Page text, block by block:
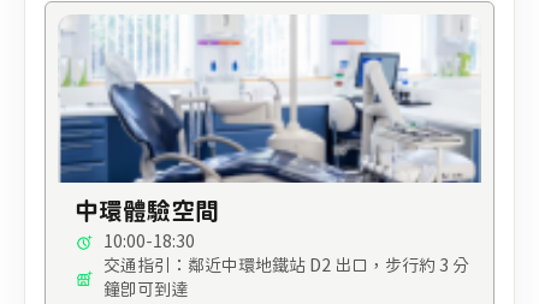
中環體驗空間
10:00-18:30
交通指引：鄰近中環地鐵站 D2 出口，步行約 3 分
鐘即可到達